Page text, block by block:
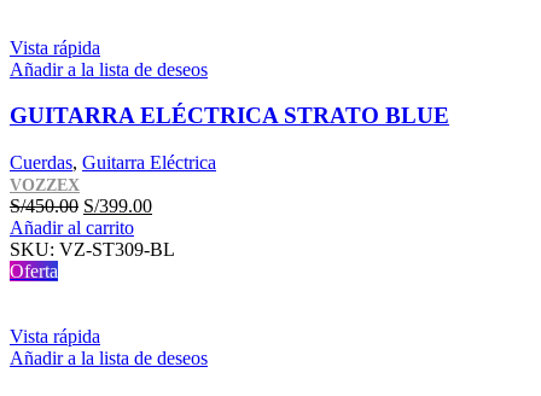
Vista rápida
Añadir a la lista de deseos
GUITARRA ELÉCTRICA STRATO BLUE
Cuerdas, Guitarra Eléctrica
VOZZEX
S/450.00 El
precio
original
S/399.00El
actual
Añadir al carrito
SKU: VZ-ST309-BL
Oferta
Vista rápida
Añadir a la lista de deseos